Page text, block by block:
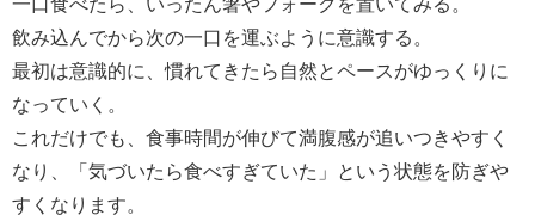
飲み込んでから次の一口を運ぶように意識する。
最初は意識的に、慣れてきたら自然とペースがゆっくりに
なっていく。
これだけでも、食事時間が伸びて満腹感が追いつきやすく
なり、「気づいたら食べすぎていた」という状態を防ぎや
すくなります。